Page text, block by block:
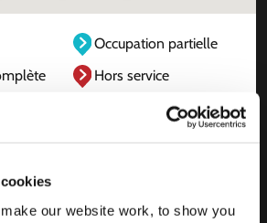
our website work, to show you
Occupation partielle
Hors service